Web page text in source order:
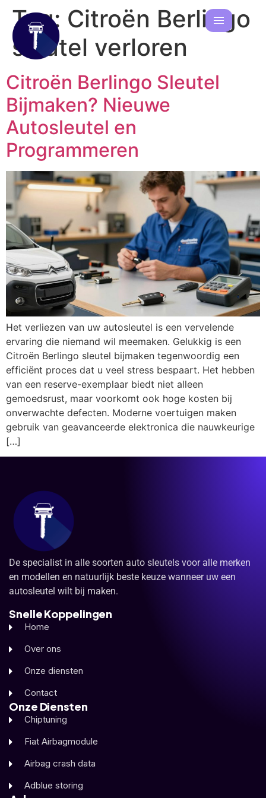
Tag: Citroën Berlingo
sleutel verloren
Citroën Berlingo Sleutel
Bijmaken? Nieuwe
Autosleutel en
Programmeren
Het verliezen van uw autosleutel is een vervelende
ervaring die niemand wil meemaken. Gelukkig is een
Citroën Berlingo sleutel bijmaken tegenwoordig een
efficiënt proces dat u veel stress bespaart. Het hebben
van een reserve-exemplaar biedt niet alleen
gemoedsrust, maar voorkomt ook hoge kosten bij
onverwachte defecten. Moderne voertuigen maken
gebruik van geavanceerde elektronica die nauwkeurige
[…]
De specialist in alle soorten auto sleutels voor alle merken
en modellen en natuurlijk beste keuze wanneer uw een
autosleutel wilt bij maken.
Snelle Koppelingen
Home
Over ons
Onze diensten
Contact
Onze Diensten
Chiptuning
Fiat Airbagmodule
Airbag crash data
Adblue storing